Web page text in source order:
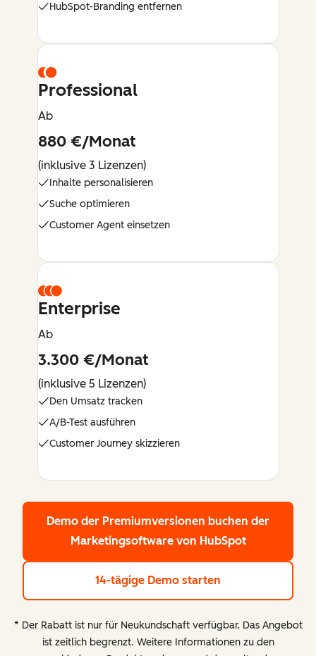
HubSpot-Branding entfernen
Professional
Ab
880 €/Monat
(inklusive 3 Lizenzen)
Inhalte personalisieren
Suche optimieren
Customer Agent einsetzen
Enterprise
Ab
3.300 €/Monat
(inklusive 5 Lizenzen)
Den Umsatz tracken
A/B-Test ausführen
Customer Journey skizzieren
Demo der Premiumversionen buchen der
Marketingsoftware von HubSpot
14-tägige Demo starten
* Der Rabatt ist nur für Neukundschaft verfügbar. Das Angebot
ist zeitlich begrenzt. Weitere Informationen zu den